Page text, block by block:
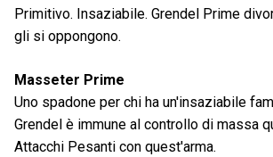
Primitivo. Insaziabile. Grendel Prime
gli si oppongono.
Masseter Prime
Uno spadone per chi ha un'insaziabile
Grendel è immune al controllo di massa
Attacchi Pesanti con quest'arma.